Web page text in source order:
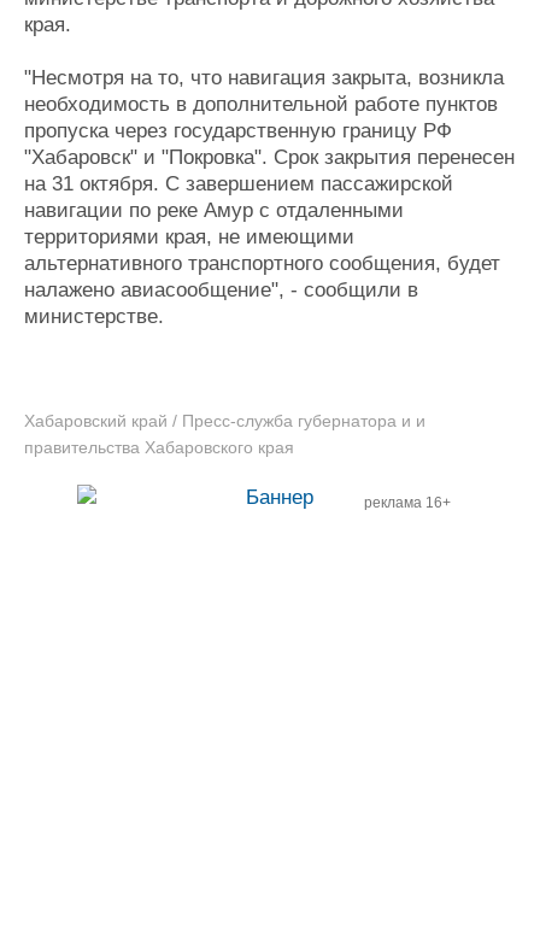
края.
"Несмотря на то, что навигация закрыта, возникла
необходимость в дополнительной работе пунктов
пропуска через государственную границу РФ
"Хабаровск" и "Покровка". Срок закрытия перенесен
на 31 октября. С завершением пассажирской
навигации по реке Амур с отдаленными
территориями края, не имеющими
альтернативного транспортного сообщения, будет
налажено авиасообщение", - сообщили в
министерстве.
Хабаровский край / Пресс-служба губернатора и и
правительства Хабаровского края
реклама 16+